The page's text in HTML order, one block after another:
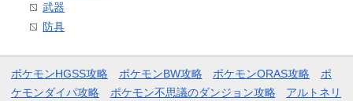
武器
防具
ポケモンHGSS攻略 ポケモンBW攻略 ポケモンORAS攻略
ポ
ケモンダイパ攻略
ポケモン不思議のダンジョン攻略 アルトネリ